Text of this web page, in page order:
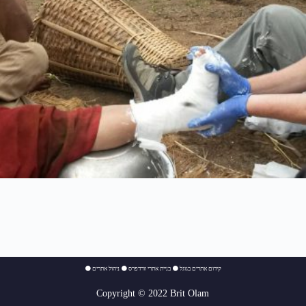
⚫ קידום אתרים בגוגל ⚫בניית אתרי וורדפרס ⚫ניהול אתרים
Copyright © 2022 Brit Olam